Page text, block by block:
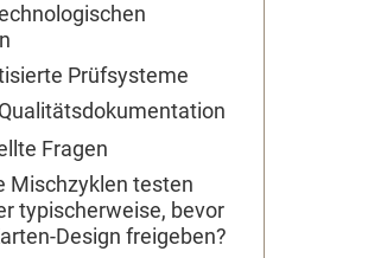
Prüfsysteme
Fragen
Mischzyklen testen
typischerweise, bevor
Design freigeben?